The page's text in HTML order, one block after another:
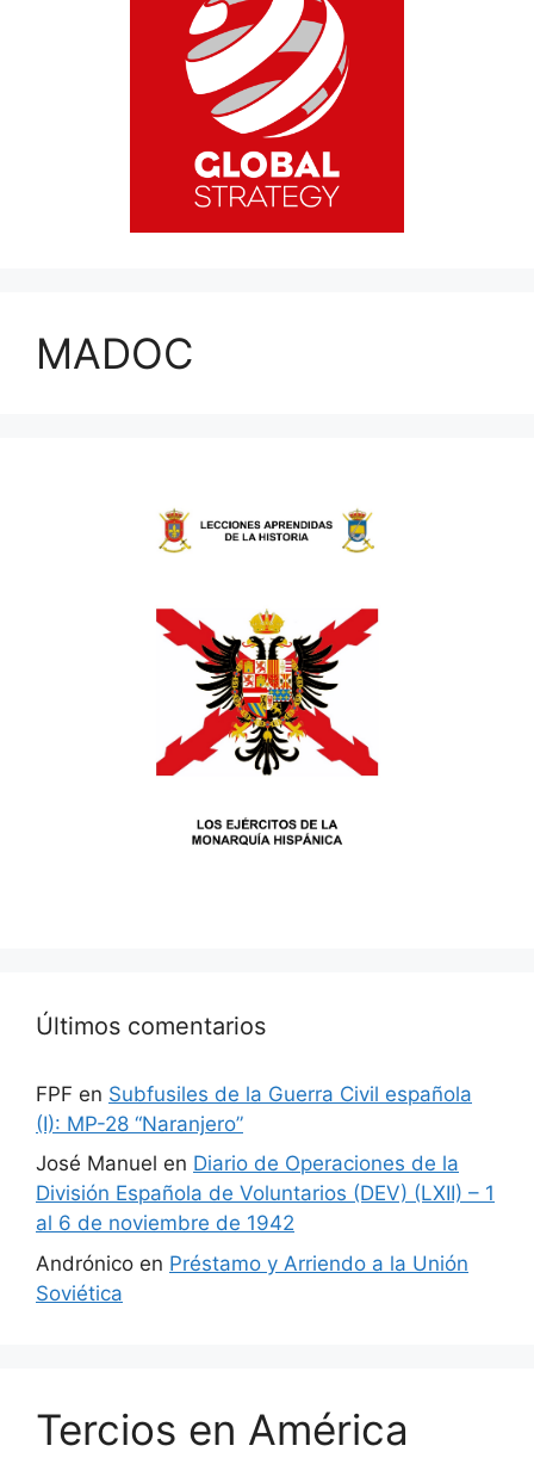
MADOC
Últimos comentarios
FPF en Subfusiles de la Guerra Civil española
(I): MP-28 “Naranjero”
José Manuel en Diario de Operaciones de la
División Española de Voluntarios (DEV) (LXII) – 1
al 6 de noviembre de 1942
Andrónico en Préstamo y Arriendo a la Unión
Soviética
Tercios en América